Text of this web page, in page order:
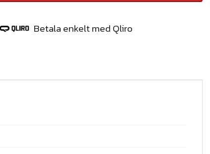
Betala enkelt med Qliro